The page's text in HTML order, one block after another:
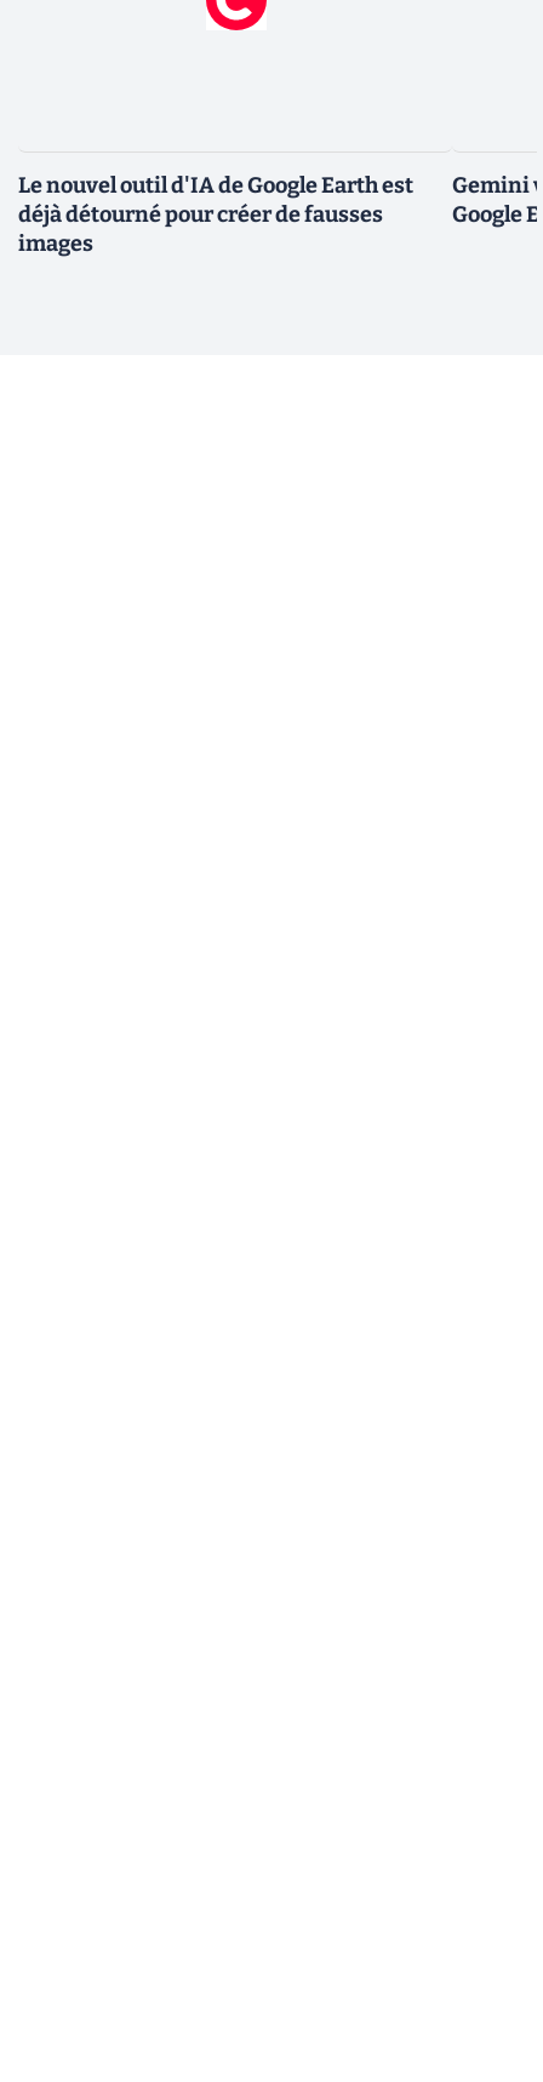
Le nouvel outil d'IA de Google Earth est
déjà détourné pour créer de fausses
images
Gemini
Google